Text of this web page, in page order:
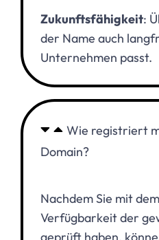
Zukunftsfähigkeit:
der Name auch
Unternehmen passt.
Wie registriert
Domain?
Nachdem Sie mit dem
Verfügbarkeit der
geprüft haben,